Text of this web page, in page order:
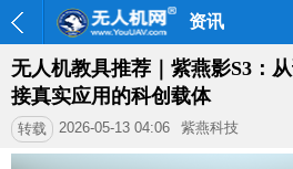
资讯
无人机教具推荐｜紫燕影S3：
接真实应用的科创载体
转载 2026-05-13 04:06 紫燕科技